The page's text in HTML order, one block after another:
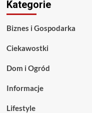
Kategorie
Biznes i Gospodarka
Ciekawostki
Dom i Ogród
Informacje
Lifestyle